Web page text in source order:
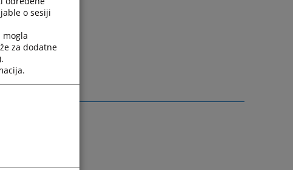
u BiH):
o sesiji
za dodatne